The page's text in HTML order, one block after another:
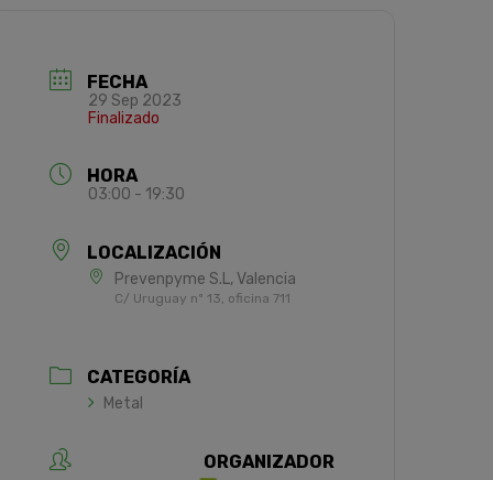
FECHA
29 Sep 2023
Finalizado
HORA
03:00 - 19:30
LOCALIZACIÓN
Prevenpyme S.L, Valencia
C/ Uruguay nº 13, oficina 711
CATEGORÍA
Metal
ORGANIZADOR